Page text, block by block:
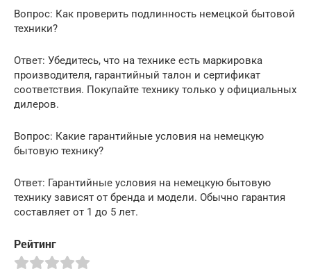
Вопрос: Как проверить подлинность немецкой бытовой
техники?
Ответ: Убедитесь, что на технике есть маркировка
производителя, гарантийный талон и сертификат
соответствия. Покупайте технику только у официальных
дилеров.
Вопрос: Какие гарантийные условия на немецкую
бытовую технику?
Ответ: Гарантийные условия на немецкую бытовую
технику зависят от бренда и модели. Обычно гарантия
составляет от 1 до 5 лет.
Рейтинг